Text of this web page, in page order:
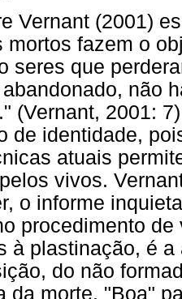
Vernant (2001)
mortos fazem o
seres que
não
(Vernant, 2001:
de identidade,
atuais
vivos.
o informe
procedimento
à plastinação, é
do não
da morte. "Boa"